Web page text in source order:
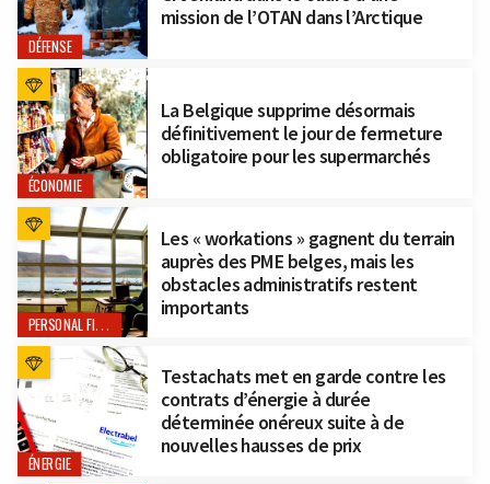
DÉFENSE
mission de l’OTAN dans l’Arctique
ÉCONOMIE
La Belgique supprime désormais
définitivement le jour de fermeture
obligatoire pour les supermarchés
PERSONAL FINANCE
Les « workations » gagnent du terrain
auprès des PME belges, mais les
obstacles administratifs restent
importants
ÉNERGIE
Testachats met en garde contre les
contrats d’énergie à durée
déterminée onéreux suite à de
nouvelles hausses de prix